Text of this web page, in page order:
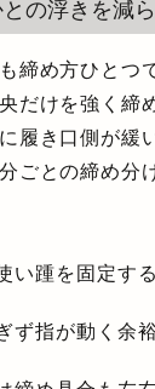
の浮きを減
締め方ひとつ
だけを強く締
履き口側が緩
ごとの締め分
い踵を固定す
ず指が動く余